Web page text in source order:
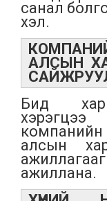
санал
хэл.
АЛСЫН
Бид
компанийн
алсын
ажиллана.